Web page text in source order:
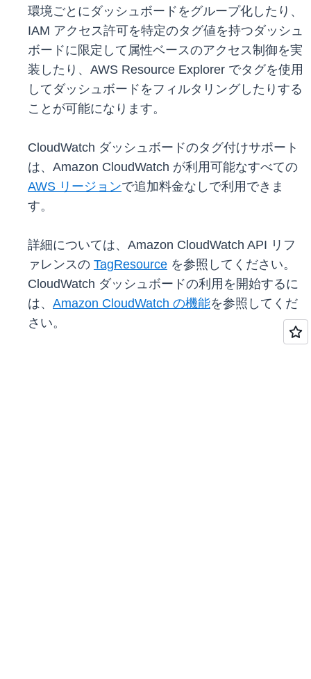
環境ごとにダッシュボードをグループ化したり、
IAM アクセス許可を特定のタグ値を持つダッシュ
ボードに限定して属性ベースのアクセス制御を実
装したり、AWS Resource Explorer でタグを使用
してダッシュボードをフィルタリングしたりする
ことが可能になります。
CloudWatch ダッシュボードのタグ付けサポート
は、Amazon CloudWatch が利用可能なすべての
AWS リージョンで追加料金なしで利用できま
す。
詳細については、Amazon CloudWatch API リフ
ァレンスの TagResource を参照してください。
CloudWatch ダッシュボードの利用を開始するに
は、 Amazon CloudWatch の機能を参照してくだ
さい。